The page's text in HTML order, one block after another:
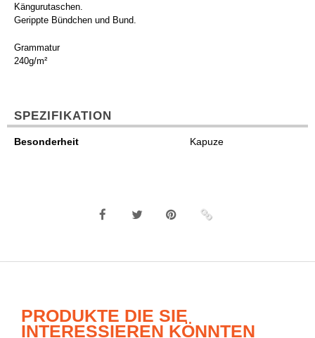
Kängurutaschen.
Gerippte Bündchen und Bund.
Grammatur
240g/m²
SPEZIFIKATION
Besonderheit Kapuze
PRODUKTE DIE SIE
INTERESSIEREN KÖNNTEN